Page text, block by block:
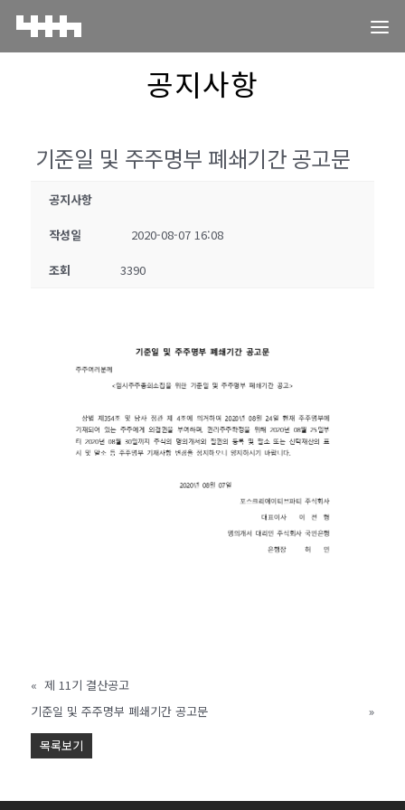
공지사항
기준일 및 주주명부 폐쇄기간 공고문
공지사항
작성일 2020-08-07 16:08
조회 3390
« 제 11기 결산공고
기준일 및 주주명부 폐쇄기간 공고문
»
목록보기